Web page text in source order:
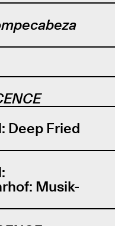
Deep Fried
Musik-